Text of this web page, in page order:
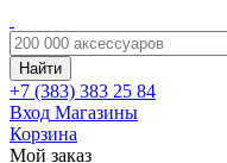
Найти
+7 (383) 383 25 84
Вход Магазины
Корзина
Мой заказ